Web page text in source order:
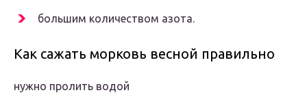
большим количеством азота.
Как сажать морковь весной правильно
нужно пролить водой